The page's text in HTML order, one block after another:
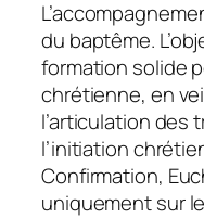
du baptême.
formation solide
chrétienne, en
l’articulation des
l’initiation
Confirmation,
uniquement sur